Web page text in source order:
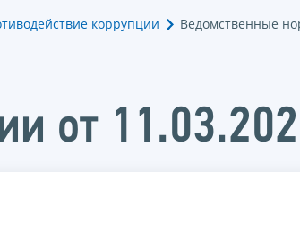
коррупции Ведомственные
от